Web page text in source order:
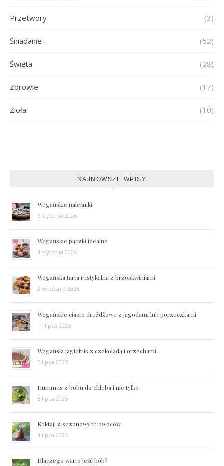
Przetwory (3)
Śniadanie (52)
Święta (28)
Zdrowie (17)
Zioła (10)
NAJNOWSZE WPISY
Wegańskie naleśniki
6 stycznia 2026
Wegańskie pączki idealne
4 stycznia 2026
Wegańska tarta rustykalna z brzoskwiniami
2 września 2025
Wegańskie ciasto drożdżowe z jagodami lub porzeczkami
11 lipca 2025
Wegański jagielnik z czekoladą i orzechami
5 lipca 2025
Hummus z bobu do chleba i nie tylko
5 lipca 2025
Koktajl z sezonowych owoców
4 lipca 2025
Dlaczego warto jeść bób?